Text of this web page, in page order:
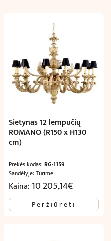
Sietynas 12 lempučių
ROMANO (R150 x H130
cm)
Prekės kodas:RG-1159
Sandėlyje: Turime
Kaina: 10 205,14€
Peržiūrėti